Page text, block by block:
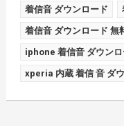
着信音 ダウンロード
着信音 ダウンロード 無
iphone 着信音 ダウン
xperia 内蔵 着信 音 ダ